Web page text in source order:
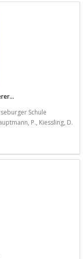
Schule
P., Kiessling, D.